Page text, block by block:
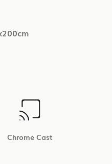
Chrome Cast